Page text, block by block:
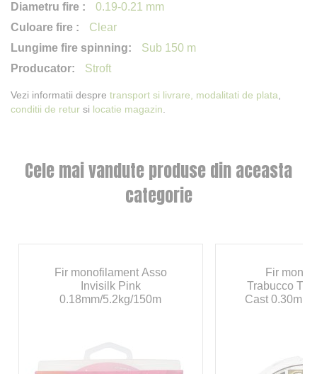
0.19-0.21 mm
Clear
Sub 150 m
Stroft
Vezi informatii despre transport si livrare, modalitati de plata,
conditii de retur si locatie magazin.
Cele mai vandute produse din aceasta
categorie
Fir monofilament Asso
Invisilk Pink
0.18mm/5.2kg/150m
Fir
Trabucco T
Cast